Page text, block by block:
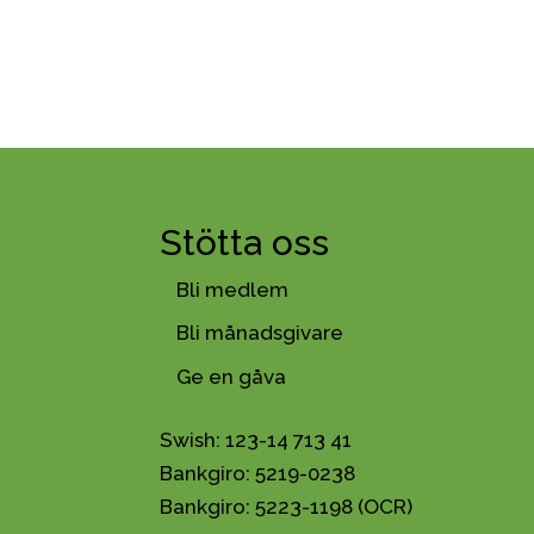
Stötta oss
Bli medlem
Bli månadsgivare
Ge en gåva
Swish: 123-14 713 41
Bankgiro: 5219-0238
Bankgiro: 5223-1198 (OCR)